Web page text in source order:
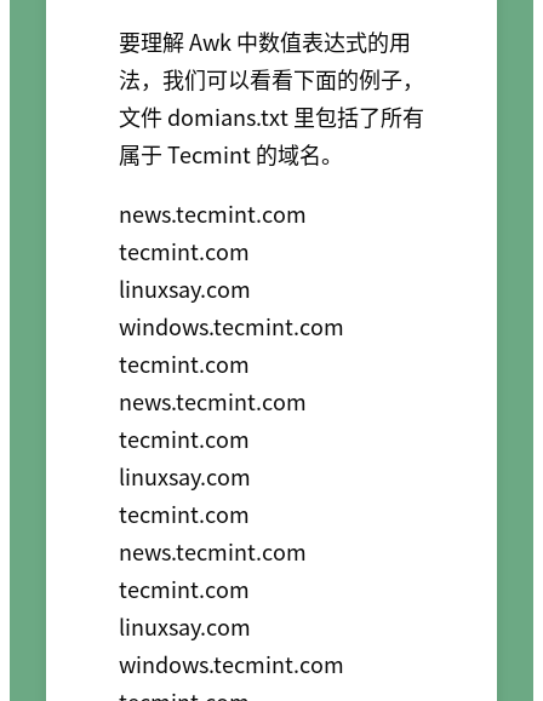
要理解 Awk 中数值表达式的用
法，我们可以看看下面的例子，
文件 domians.txt 里包括了所有
属于 Tecmint 的域名。
news.tecmint.com
tecmint.com
linuxsay.com
windows.tecmint.com
tecmint.com
news.tecmint.com
tecmint.com
linuxsay.com
tecmint.com
news.tecmint.com
tecmint.com
linuxsay.com
windows.tecmint.com